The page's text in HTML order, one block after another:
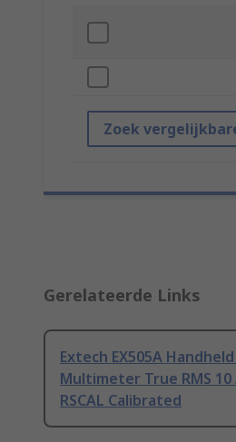
Zoek
Gerelateerde Links
Extech EX505A Handheld
Multimeter True RMS 10
RSCAL Calibrated